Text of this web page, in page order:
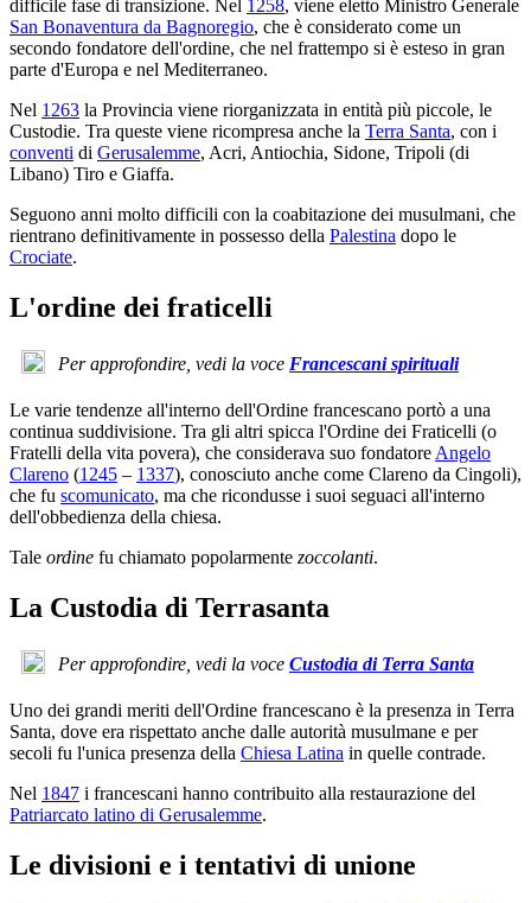
difficile fase di transizione. Nel 1258, viene eletto Ministro Generale
San Bonaventura da Bagnoregio, che è considerato come un
secondo fondatore dell'ordine, che nel frattempo si è esteso in gran
parte d'Europa e nel Mediterraneo.
Nel 1263 la Provincia viene riorganizzata in entità più piccole, le
Custodie. Tra queste viene ricompresa anche la Terra Santa, con i
conventi di Gerusalemme, Acri, Antiochia, Sidone, Tripoli (di
Libano) Tiro e Giaffa.
Seguono anni molto difficili con la coabitazione dei musulmani, che
rientrano definitivamente in possesso della Palestina dopo le
Crociate.
L'ordine dei fraticelli
Per approfondire, vedi la voce Francescani spirituali
Le varie tendenze all'interno dell'Ordine francescano portò a una
continua suddivisione. Tra gli altri spicca l'Ordine dei Fraticelli (o
Fratelli della vita povera), che considerava suo fondatore Angelo
Clareno (1245 – 1337), conosciuto anche come Clareno da Cingoli),
che fu scomunicato, ma che ricondusse i suoi seguaci all'interno
dell'obbedienza della chiesa.
Tale ordine fu chiamato popolarmente zoccolanti.
La Custodia di Terrasanta
Per approfondire, vedi la voce Custodia di Terra Santa
Uno dei grandi meriti dell'Ordine francescano è la presenza in Terra
Santa, dove era rispettato anche dalle autorità musulmane e per
secoli fu l'unica presenza della Chiesa Latina in quelle contrade.
Nel 1847 i francescani hanno contribuito alla restaurazione del
Patriarcato latino di Gerusalemme.
Le divisioni e i tentativi di unione